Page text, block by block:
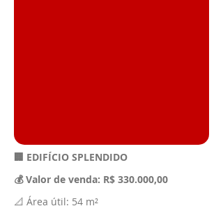
🏢 EDIFÍCIO SPLENDIDO
💰 Valor de venda: R$ 330.000,00
📐 Área útil: 54 m²